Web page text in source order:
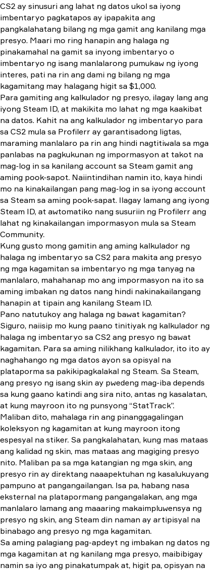
CS2 ay sinusuri ang lahat ng datos ukol sa iyong
imbentaryo pagkatapos ay ipapakita ang
pangkalahatang bilang ng mga gamit ang kanilang mga
presyo. Maari mo ring hanapin ang halaga ng
pinakamahal na gamit sa inyong imbentaryo o
imbentaryo ng isang manlalarong pumukaw ng iyong
interes, pati na rin ang dami ng bilang ng mga
kagamitang may halagang higit sa $1,000.
Para gamiting ang kalkulador ng presyo, ilagay lang ang
iyong Steam ID, at makikita mo lahat ng mga kaakibat
na datos. Kahit na ang kalkulador ng imbentaryo para
sa CS2 mula sa Profilerr ay garantisadong ligtas,
maraming manlalaro pa rin ang hindi nagtitiwala sa mga
panlabas na pagkukunan ng impormasyon at takot na
mag-log in sa kanilang account sa Steam gamit ang
aming pook-sapot. Naiintindihan namin ito, kaya hindi
mo na kinakailangan pang mag-log in sa iyong account
sa Steam sa aming pook-sapat. Ilagay lamang ang iyong
Steam ID, at awtomatiko nang susuriin ng Profilerr ang
lahat ng kinakailangan impormasyon mula sa Steam
Community.
Kung gusto mong gamitin ang aming kalkulador ng
halaga ng imbentaryo sa CS2 para makita ang presyo
ng mga kagamitan sa imbentaryo ng mga tanyag na
manlalaro, mahahanap mo ang impormasyon na ito sa
aming imbakan ng datos nang hindi nakinakailangang
hanapin at tipain ang kanilang Steam ID.
Pano natutukoy ang halaga ng bawat kagamitan?
Siguro, naiisip mo kung paano tinitiyak ng kalkulador ng
halaga ng imbentaryo sa CS2 ang presyo ng bawat
kagamitan. Para sa aming nilikhang kalkulador, ito ito ay
naghahango ng mga datos ayon sa opisyal na
plataporma sa pakikipagkalakal ng Steam. Sa Steam,
ang presyo ng isang skin ay pwedeng mag-iba depends
sa kung gaano katindi ang sira nito, antas ng kasalatan,
at kung mayroon ito ng punsyong “StatTrack”.
Maliban dito, mahalaga rin ang pinanggagalingan
koleksyon ng kagamitan at kung mayroon itong
espesyal na stiker. Sa pangkalahatan, kung mas mataas
ang kalidad ng skin, mas mataas ang magiging presyo
nito. Maliban pa sa mga katangian ng mga skin, ang
presyo rin ay direktang naaapektuhan ng kasalukuyang
pampuno at pangangailangan. Isa pa, habang nasa
eksternal na platapormang pangangalakan, ang mga
manlalaro lamang ang maaaring makaimpluwensya ng
presyo ng skin, ang Steam din naman ay artipisyal na
binabago ang presyo ng mga kagamitan.
Sa aming palagiang pag-apdeyt ng imbakan ng datos ng
mga kagamitan at ng kanilang mga presyo, maibibigay
namin sa iyo ang pinakatumpak at, higit pa, opisyan na